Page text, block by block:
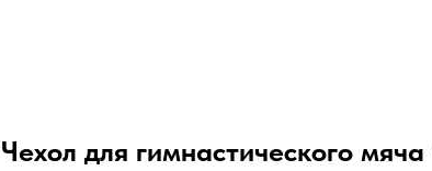
Чехол для гимнастического